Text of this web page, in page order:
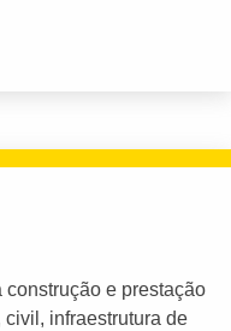
e prestação
infraestrutura de